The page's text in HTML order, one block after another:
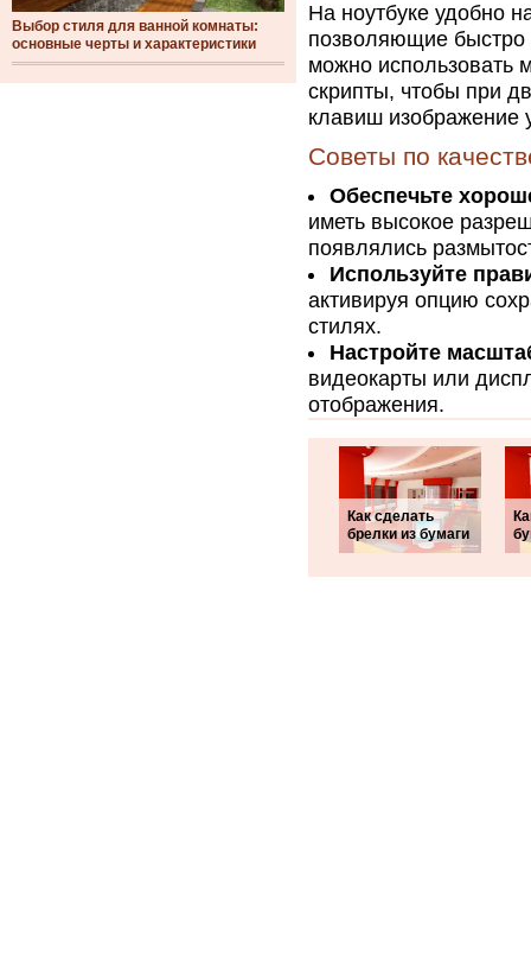
Выбор стиля для ванной комнаты:
основные черты и характеристики
На ноутбуке удобно
позволяющие быстро
можно использовать
скрипты, чтобы при
клавиш изображение
Советы по
Обеспечьте
иметь высокое
появлялись
Используйте
активируя опцию
стилях.
Настройте
видеокарты или
отображения.
Как сделать
брелки из бумаги